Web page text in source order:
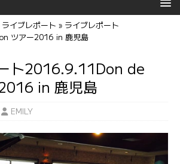
ライブレポート » ライブレポート
ツアー2016 in 鹿児島
ト2016.9.11Don de
in 鹿児島
EMILY